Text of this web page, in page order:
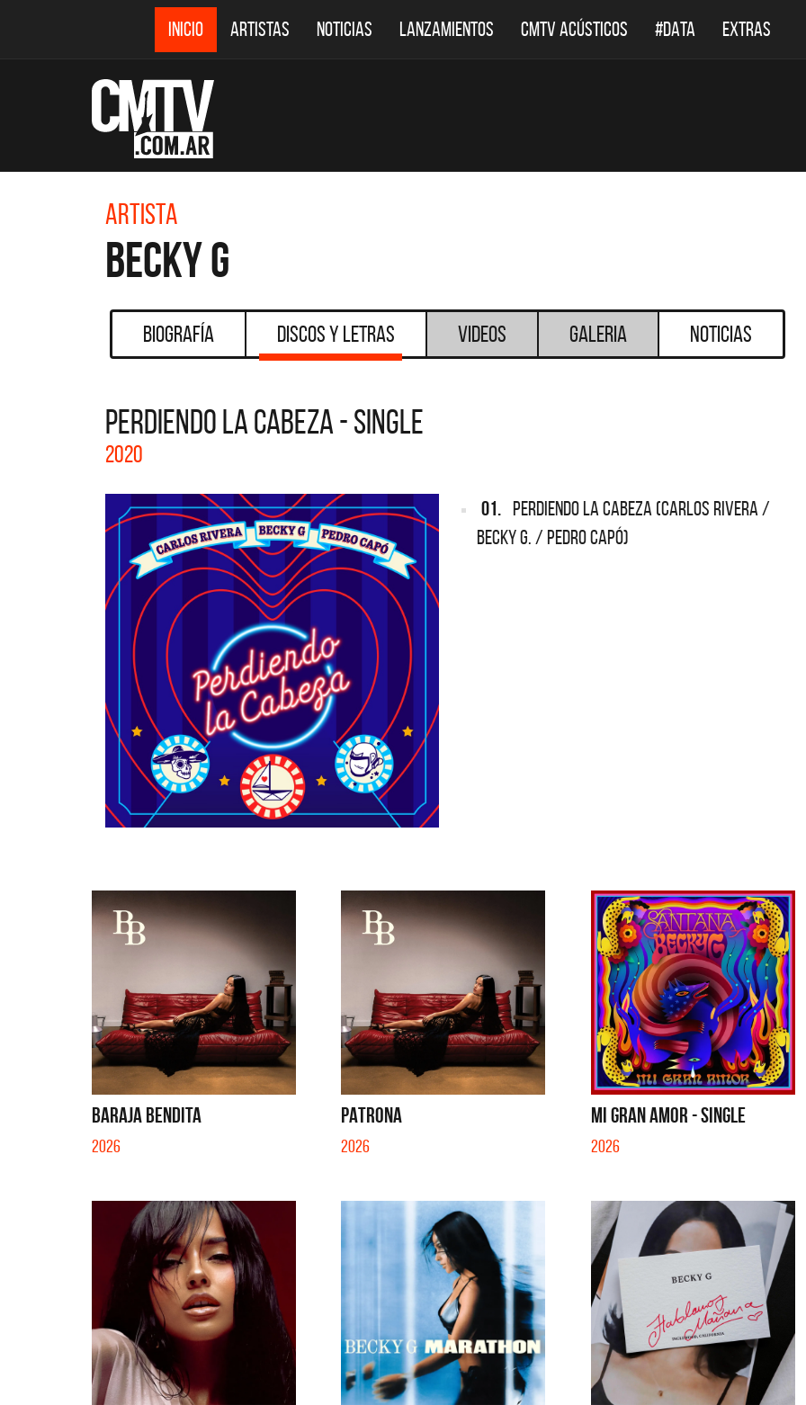
INICIO ARTISTAS NOTICIAS LANZAMIENTOS CMTV ACÚSTICOS #DATA EXTRAS
Artista
Becky G
Biografía Discos y Letras Videos Galeria Noticias
PERDIENDO LA CABEZA - SINGLE
2020
01. PERDIENDO LA CABEZA (CARLOS RIVERA /
BECKY G. / PEDRO CAPÓ)
BARAJA BENDITA
2026
PATRONA
2026
MI GRAN AMOR - SINGLE
2026
DESTACADOS
La colección completa de los CMTV
DESTACADOS